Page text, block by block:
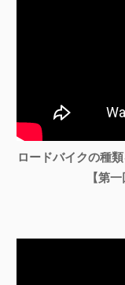
ロードバイクの種
【第